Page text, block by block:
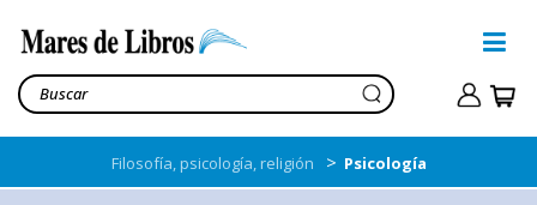
Filosofía, psicología, religión > Psicología